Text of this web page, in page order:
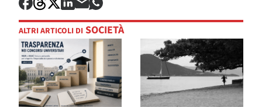
ALTRI ARTICOLI DI SOCIETÀ